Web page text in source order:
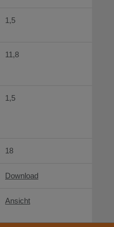
1,5
11,8
1,5
18
Download
Ansicht